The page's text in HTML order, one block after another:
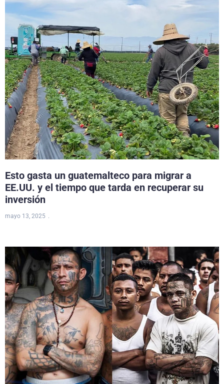
Esto gasta un guatemalteco para migrar a
EE.UU. y el tiempo que tarda en recuperar su
inversión
mayo 13, 2025